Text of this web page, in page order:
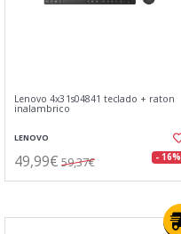
Lenovo 4x31s04841 teclado + raton
inalambrico
LENOVO
49,99€ 59,37€ - 16%